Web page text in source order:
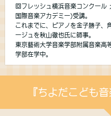
回フレッシュ横浜音楽コンクー
国際音楽アカデミー)受講。
これまでに、ピアノを金子勝子、
ージュを秋山徹也氏に師事。
東京藝術大学音楽学部附属音楽高
学部在学中。
『ちよだこども